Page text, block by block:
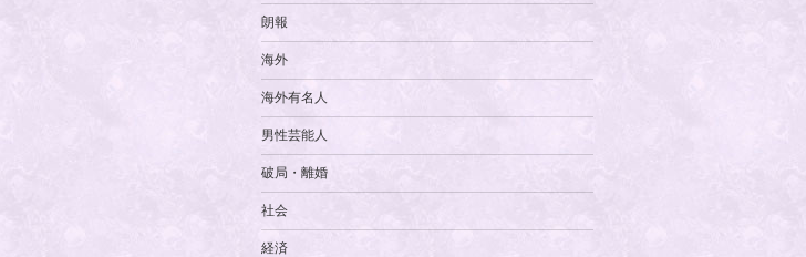
朗報
海外
海外有名人
男性芸能人
破局・離婚
社会
経済